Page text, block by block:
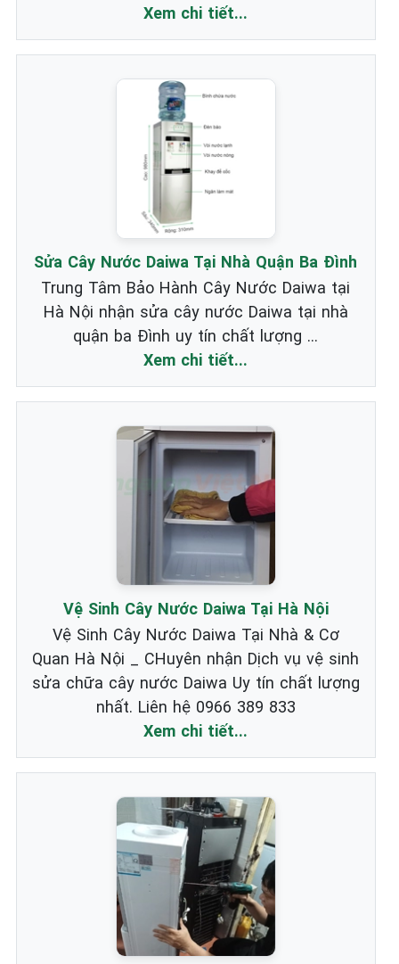
Xem chi tiết...
Sửa Cây Nước Daiwa Tại Nhà Quận Ba Đình
Trung Tâm Bảo Hành Cây Nước Daiwa tại
Hà Nội nhận sửa cây nước Daiwa tại nhà
quận ba Đình uy tín chất lượng ...
Xem chi tiết...
Vệ Sinh Cây Nước Daiwa Tại Hà Nội
Vệ Sinh Cây Nước Daiwa Tại Nhà & Cơ
Quan Hà Nội _ CHuyên nhận Dịch vụ vệ sinh
sửa chữa cây nước Daiwa Uy tín chất lượng
nhất. Liên hệ 0966 389 833
Xem chi tiết...